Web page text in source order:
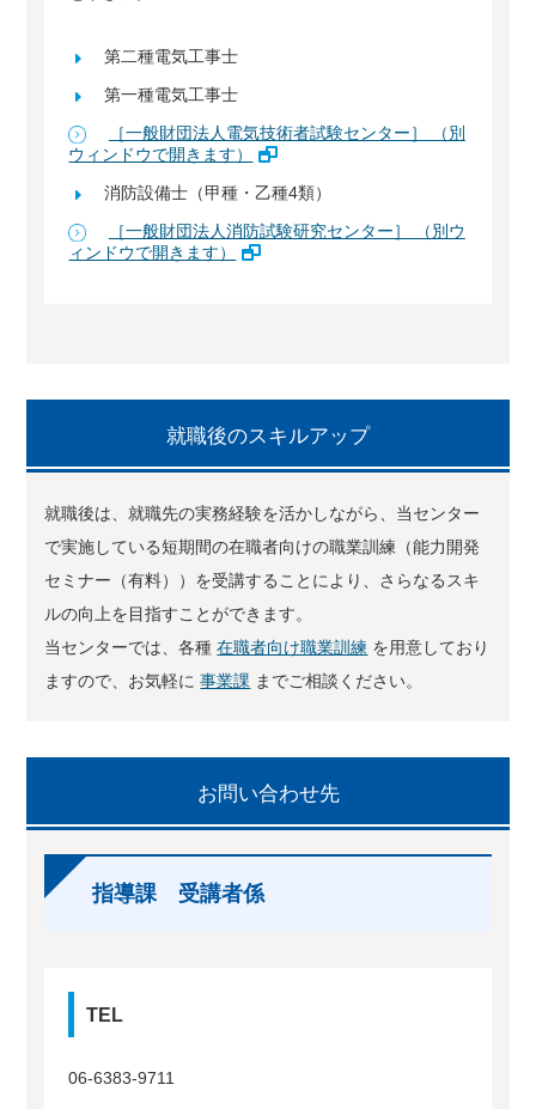
第二種電気工事士
第一種電気工事士
［一般財団法人電気技術者試験センター］ （別
ウィンドウで開きます）
消防設備士（甲種・乙種4類）
［一般財団法人消防試験研究センター］ （別ウ
ィンドウで開きます）
就職後のスキルアップ
就職後は、就職先の実務経験を活かしながら、当センター
で実施している短期間の在職者向けの職業訓練（能力開発
セミナー（有料））を受講することにより、さらなるスキ
ルの向上を目指すことができます。
当センターでは、各種 在職者向け職業訓練 を用意しており
ますので、お気軽に 事業課 までご相談ください。
お問い合わせ先
指導課 受講者係
TEL
06-6383-9711